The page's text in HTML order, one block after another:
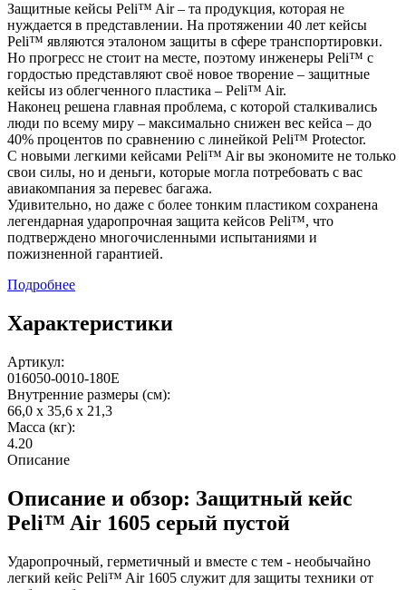
Защитные кейсы Peli™ Air – та продукция, которая не
нуждается в представлении. На протяжении 40 лет кейсы
Peli™ являются эталоном защиты в сфере транспортировки.
Но прогресс не стоит на месте, поэтому инженеры Peli™ с
гордостью представляют своё новое творение – защитные
кейсы из облегченного пластика – Peli™ Air.
Наконец решена главная проблема, с которой сталкивались
люди по всему миру – максимально снижен вес кейса – до
40% процентов по сравнению с линейкой Peli™ Protector.
С новыми легкими кейсами Peli™ Air вы экономите не только
свои силы, но и деньги, которые могла потребовать с вас
авиакомпания за перевес багажа.
Удивительно, но даже с более тонким пластиком сохранена
легендарная ударопрочная защита кейсов Peli™, что
подтверждено многочисленными испытаниями и
пожизненной гарантией.
Подробнее
Характеристики
Артикул:
016050-0010-180E
Внутренние размеры (см):
66,0 x 35,6 x 21,3
Масса (кг):
4.20
Описание
Описание и обзор: Защитный кейс
Peli™ Air 1605 серый пустой
Ударопрочный, герметичный и вместе с тем - необычайно
легкий кейс Peli™ Air 1605 служит для защиты техники от